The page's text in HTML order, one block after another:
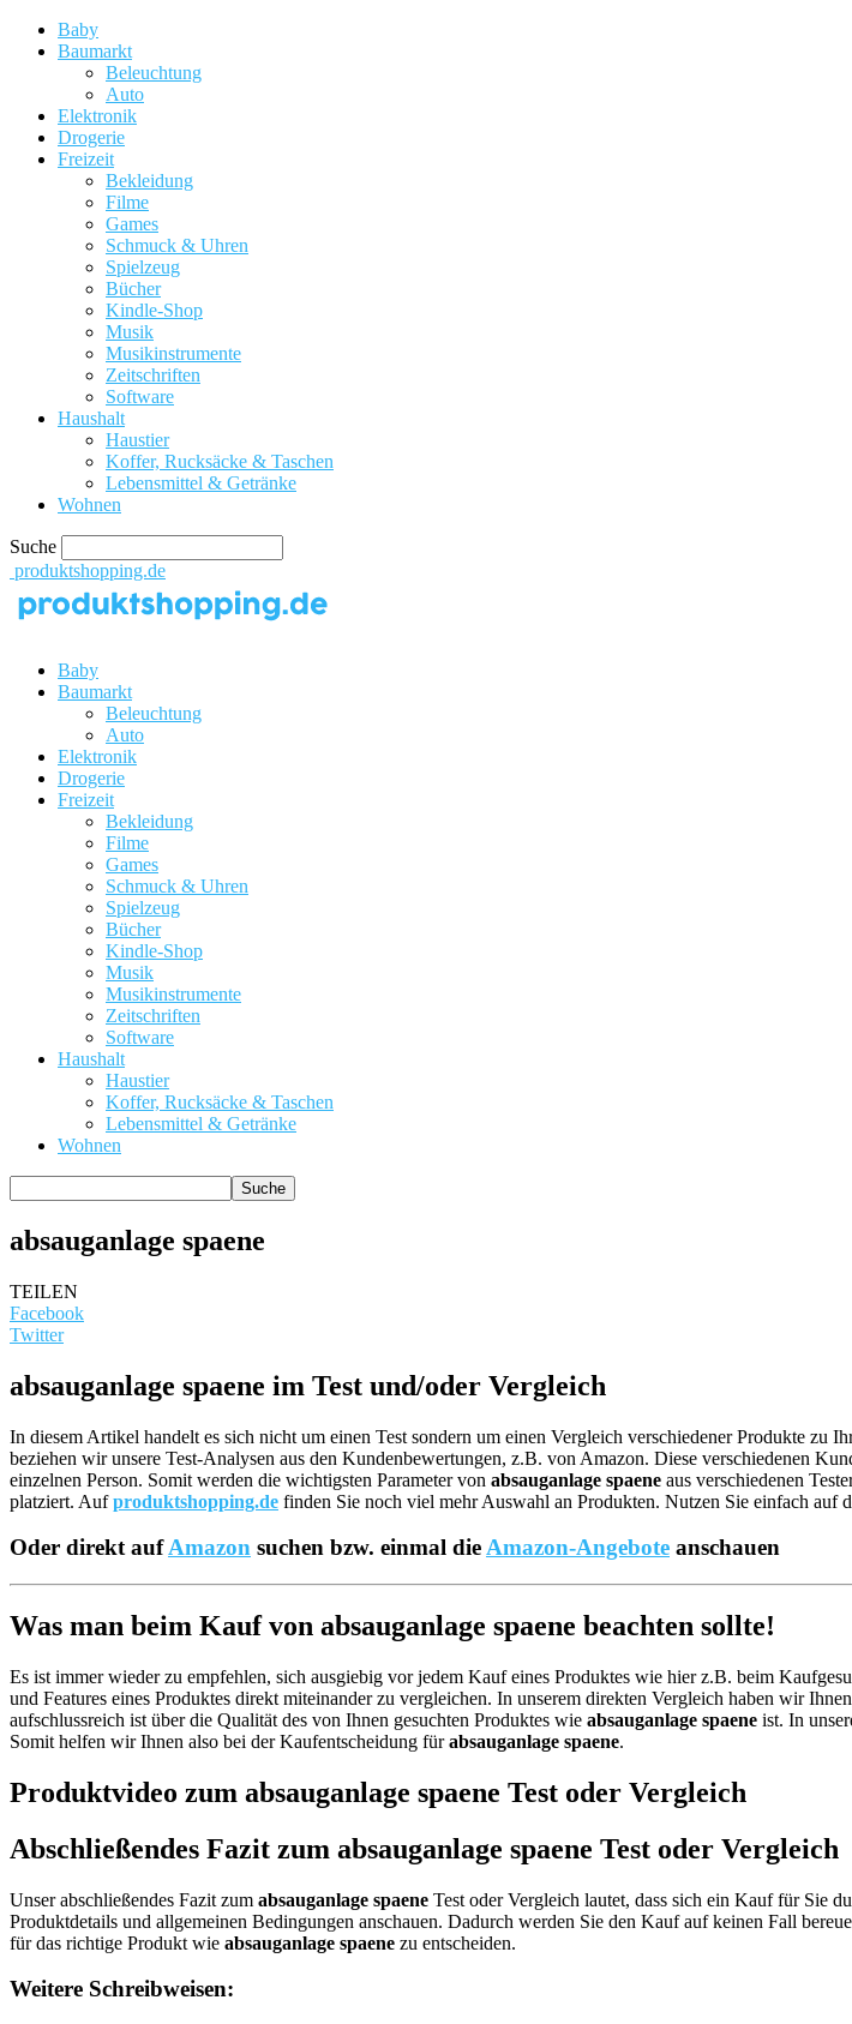
Baby
Baumarkt
Beleuchtung
Auto
Elektronik
Drogerie
Freizeit
Bekleidung
Filme
Games
Schmuck & Uhren
Spielzeug
Bücher
Kindle-Shop
Musik
Musikinstrumente
Zeitschriften
Software
Haushalt
Haustier
Koffer, Rucksäcke & Taschen
Lebensmittel & Getränke
Wohnen
Suche
produktshopping.de
Baby
Baumarkt
Beleuchtung
Auto
Elektronik
Drogerie
Freizeit
Bekleidung
Filme
Games
Schmuck & Uhren
Spielzeug
Bücher
Kindle-Shop
Musik
Musikinstrumente
Zeitschriften
Software
Haushalt
Haustier
Koffer, Rucksäcke & Taschen
Lebensmittel & Getränke
Wohnen
absauganlage spaene
TEILEN
Facebook
Twitter
absauganlage spaene im Test und/oder Vergleich
In diesem Artikel handelt es sich nicht um einen Test sondern um einen Vergleich verschiedener Produkte zu
beziehen wir unsere Test-Analysen aus den Kundenbewertungen, z.B. von Amazon. Diese verschiedenen
einzelnen Person. Somit werden die wichtigsten Parameter von absauganlage spaene aus verschiedenen
platziert. Aufproduktshopping.de finden Sie noch viel mehr Auswahl an Produkten. Nutzen Sie einfach auf
Oder direkt aufAmazon suchen bzw. einmal dieAmazon-Angebote anschauen
Was man beim Kauf von absauganlage spaene beachten sollte!
Es ist immer wieder zu empfehlen, sich ausgiebig vor jedem Kauf eines Produktes wie hier z.B. beim
und Features eines Produktes direkt miteinander zu vergleichen. In unserem direkten Vergleich haben wir
aufschlussreich ist über die Qualität des von Ihnen gesuchten Produktes wie absauganlage spaene ist. In
Somit helfen wir Ihnen also bei der Kaufentscheidung fürabsauganlage spaene.
Produktvideo zum absauganlage spaene Test oder Vergleich
Abschließendes Fazit zum absauganlage spaene Test oder Vergleich
Unser abschließendes Fazit zum absauganlage spaene Test oder Vergleich lautet, dass sich ein Kauf für Sie
Produktdetails und allgemeinen Bedingungen anschauen. Dadurch werden Sie den Kauf auf keinen Fall
für das richtige Produkt wie absauganlage spaene zu entscheiden.
Weitere Schreibweisen: